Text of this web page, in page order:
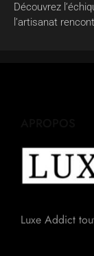
Découvrez
l’artisanat
Luxe Addict